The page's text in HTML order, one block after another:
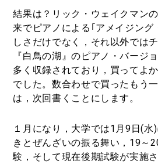
結果は？リック・ウェイクマン
来でピアノによる｢アメイジング
しさだけでなく，それ以外では
『白鳥の湖』のピアノ・バージ
多く収録されており，買ってよ
でした。数合わせで買ったもう
は，次回書くことにします。
１月になり，大学では1月9日(水
きとぜんざいの振る舞い，19～
験，そして現在後期試験が実施